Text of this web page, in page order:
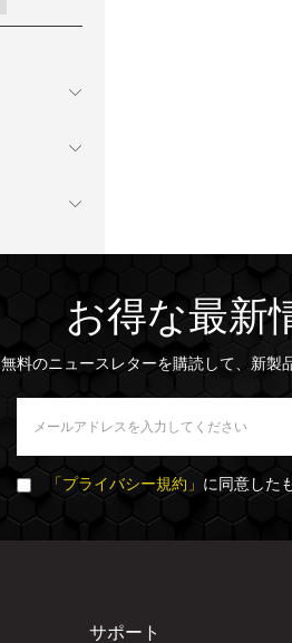
お得な最新
無料のニュースレターを購読して、新製
「プライバシー規約」 に同意した
サポート